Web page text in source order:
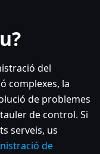
del
complexes, la
de problemes
de control. Si
serveis, us
de